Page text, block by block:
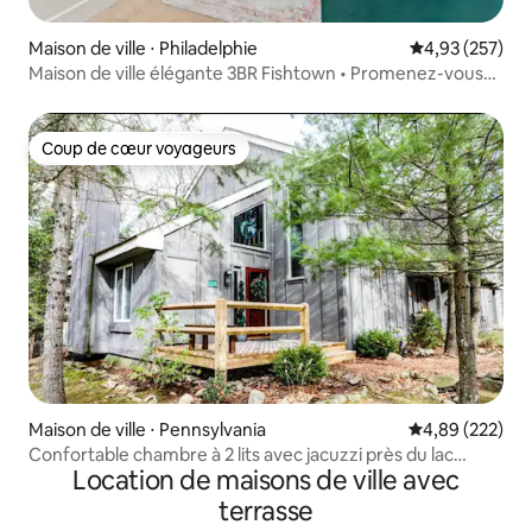
Maison de ville ⋅ Philadelphie Évaluation
4,93 (257)
Maison de ville élégante 3BR Fishtown • Promenez-vous
Coup de cœur voyageurs
Coup de cœur voyageurs
Maison de ville ⋅ Pennsylvania Évaluation
4,89 (222)
Confortable chambre à 2 lits avec jacuzzi près du lac
HarmonyLocation de maisons de ville avec
terrasse